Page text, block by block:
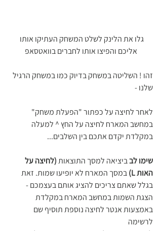
גלו את הלינק לשלט המשחק העתיקו אותו
אליכם והפיצו אותו לחברים בוואטסאפ
זהו ! השליטה במשחק בדיוק כמו במשחק הרגיל
שלנו -
לאחר לחיצה על כפתור "הפעלת משחק"
במחשב המארח לחיצה על החץ ^ למעלה
במקלדת יקדם אתכם בין השלבים...
שימו לב ביציאה למסך התוצאות (לחיצה על
האות L)
במסך המארח לא יופיעו שמות. זאת
בגלל שאתם צריכים להציג אותם בעצמכם -
הצגת השמות במחשב המארח במקלדת
באמצעות אנטר לחיצה נוספת תוסיף שם
לרשימה